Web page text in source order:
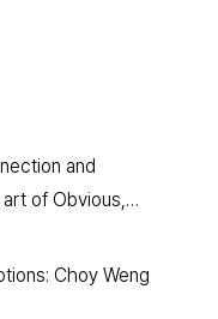
and
of Obvious,
Choy Weng